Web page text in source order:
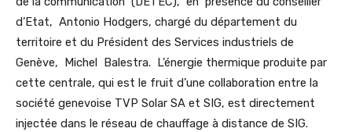
d’Etat, Antonio Hodgers, chargé du département du
territoire et du Président des Services industriels de
Genève, Michel Balestra. L’énergie thermique produite par
cette centrale, qui est le fruit d’une collaboration entre la
société genevoise TVP Solar SA et SIG, est directement
injectée dans le réseau de chauffage à distance de SIG.